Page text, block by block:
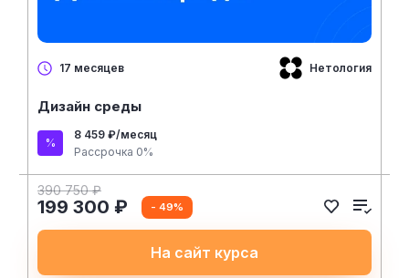
17 месяцев Нетология
Дизайн среды
8 459 ₽/месяц
Рассрочка 0%
390 750 ₽
199 300 ₽ - 49%
На сайт курса